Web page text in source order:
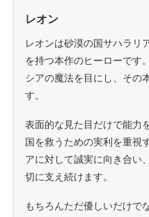
レオン
レオンは砂漠の国サハラリ
を持つ本作のヒーローです
シアの魔法を目にし、その
す。
表面的な見た目だけで能力
国を救うための実利を重視
アに対して誠実に向き合い
切に支え続けます。
もちろんただ優しいだけで